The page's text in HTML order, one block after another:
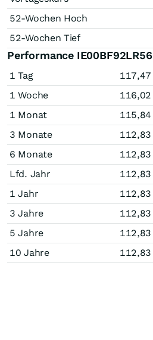
52-Wochen Hoch
52-Wochen Tief
Performance IE00BF92LR56
1 Tag 117,47
1 Woche
116,02
1 Monat
115,84
3 Monate
112,83
6 Monate
112,83
Lfd. Jahr
112,83
1 Jahr
112,83
3 Jahre
112,83
5 Jahre
112,83
10 Jahre
112,83